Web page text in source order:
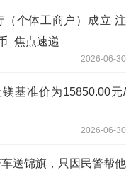
（个体工商户）成立 注
_焦点速递
2026-06-30
基准价为15850.00元/
2026-06-30
送锦旗，只因民警帮他